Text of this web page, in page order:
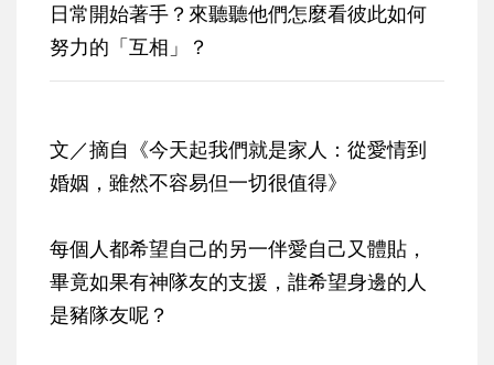
日常開始著手？來聽聽他們怎麼看彼此如何
努力的「互相」？
文／摘自《今天起我們就是家人：從愛情到
婚姻，雖然不容易但一切很值得》
每個人都希望自己的另一伴愛自己又體貼，
畢竟如果有神隊友的支援，誰希望身邊的人
是豬隊友呢？